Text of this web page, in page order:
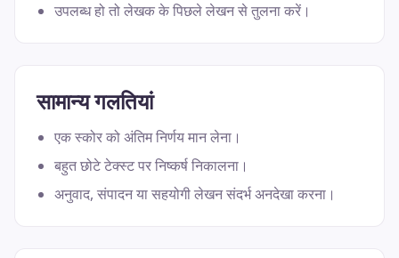
उपलब्ध हो तो लेखक के पिछले लेखन से तुलना करें।
सामान्य गलतियां
एक स्कोर को अंतिम निर्णय मान लेना।
बहुत छोटे टेक्स्ट पर निष्कर्ष निकालना।
अनुवाद, संपादन या सहयोगी लेखन संदर्भ अनदेखा करना।